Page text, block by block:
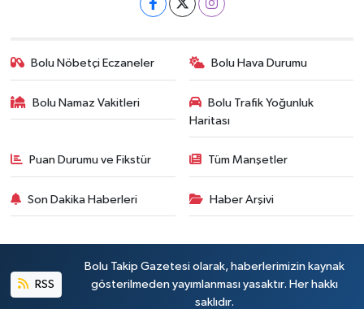
Bolu Nöbetçi Eczaneler Bolu Hava Durumu
Bolu Namaz Vakitleri
Bolu Trafik Yoğunluk
Haritası
Puan Durumu ve Fikstür Tüm Manşetler
Son Dakika Haberleri Haber Arşivi
RSS
Bolu Takip Gazetesi olarak, haberlerimizin kaynak
gösterilmeden yayımlanması yasaktır. Her hakkı
saklıdır.